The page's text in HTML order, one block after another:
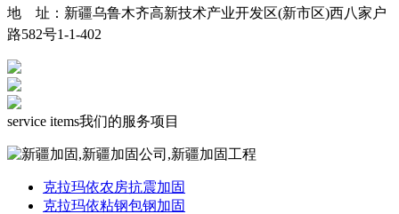
地 址：新疆乌鲁木齐高新技术产业开发区(新市区)西八家户
路582号1-1-402
service items我们的服务项目
克拉玛依农房抗震加固
克拉玛依粘钢包钢加固